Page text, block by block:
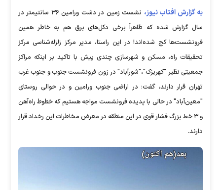
به گزارش آفتاب نیوز،
نشست زمین در دشت ورامین ۳۶ سانتیمتر در
سال گزارش شده که ظاهراً برخی دکل‌های برق هم به خاطر همین
فرونشست‌ها کج شده‌اند! در این راستا، مدیر مرکز زلزله‌شناسی مرکز
تحقیقات راه، مسکن و شهرسازی چندی پیش با تاکید بر اینکه مراکز
جمعیتی نظیر "کهریزک"،"شورآباد" در زون فرونشست جنوب و جنوب غرب
تهران قرار دارند، گفت: در اراضی جنوب ورامین و در حوالی روستای
"معین‌آباد" در حالی با پدیده فرونشست مواجه هستیم که خطوط راه‌آهن
و ۳ خط بزرگ فشار قوی در این منطقه در معرض مخاطرات این رخداد قرار
دارند.